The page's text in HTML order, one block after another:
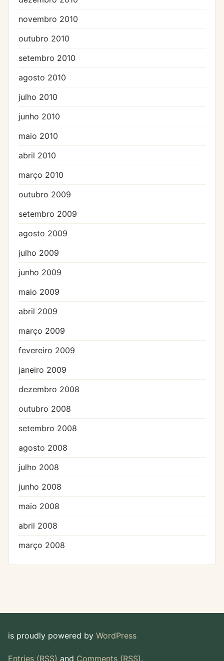
novembro 2010
outubro 2010
setembro 2010
agosto 2010
julho 2010
junho 2010
maio 2010
abril 2010
março 2010
outubro 2009
setembro 2009
agosto 2009
julho 2009
junho 2009
maio 2009
abril 2009
março 2009
fevereiro 2009
janeiro 2009
dezembro 2008
outubro 2008
setembro 2008
agosto 2008
julho 2008
junho 2008
maio 2008
abril 2008
março 2008
is proudly powered by WordPress
Entries (RSS) and Comments (RSS).